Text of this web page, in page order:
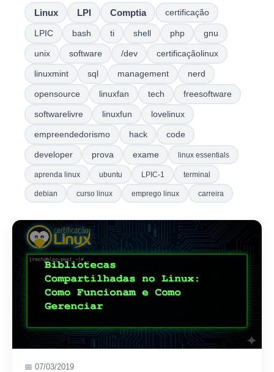
Linux LPI Comptia certificação
LPIC bash ti shell php gnu
unix software /dev certificaçãolinux
linuxmint sql management nerd
opensource linuxfan tech freesoftware
softwarelivre linuxfun lovelinux
empreendedorismo hack code
developer prova exame linux essentials
aprenda linux ubuntu LPIC-1 terminal
debian curso linux emprego linux carreira
📅 07/03/2019